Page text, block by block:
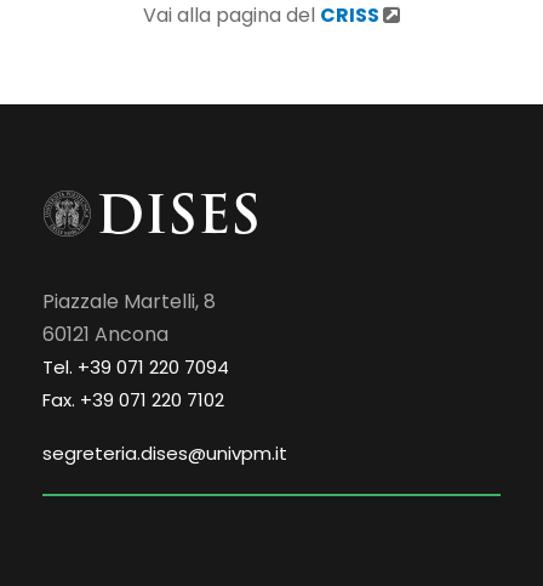
Vai alla pagina del CRISS
Piazzale Martelli, 8
60121 Ancona
Tel. +39 071 220 7094
Fax. +39 071 220 7102
segreteria.dises@univpm.it